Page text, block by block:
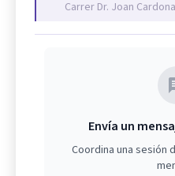
Carrer Dr. Joan
Envía un
Coordina una sesión